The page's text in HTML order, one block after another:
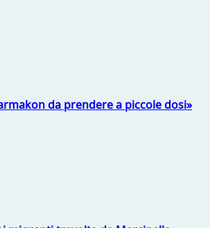
da prendere a piccole dosi»